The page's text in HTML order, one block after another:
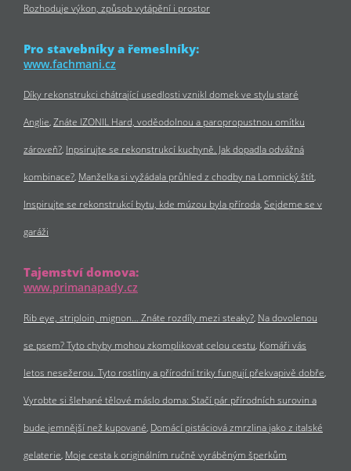
Rozhoduje výkon, způsob vytápění i prostor
Pro stavebníky a řemeslníky:
www.fachmani.cz
Díky rekonstrukci chátrající usedlosti vznikl domek ve stylu staré
Anglie Znáte IZONIL Hard, voděodolnou a paropropustnou omítku
zároveň? Inpsirujte se rekonstrukcí kuchyně. Jak dopadla odvážná
kombinace? Manželka si vyžádala průhled z chodby na Lomnický štít
Inspirujte se rekonstrukcí bytu, kde múzou byla příroda Sejdeme se v
garáži
Tajemství domova:
www.primanapady.cz
Rib eye, striploin, mignon… Znáte rozdíly mezi steaky? Na dovolenou
se psem? Tyto chyby mohou zkomplikovat celou cestu Komáři vás
letos nesežerou. Tyto rostliny a přírodní triky fungují překvapivě dobře
Vyrobte si šlehané tělové máslo doma: Stačí pár přírodních surovin a
bude jemnější než kupované Domácí pistáciová zmrzlina jako z italské
gelaterie Moje cesta k originálním ručně vyráběným šperkům